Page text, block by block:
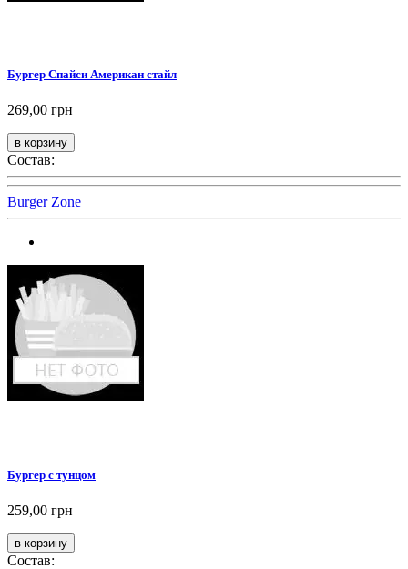
Бургер Спайси Американ стайл
269,00 грн
Состав:
Burger Zone
Бургер с тунцом
259,00 грн
Состав: